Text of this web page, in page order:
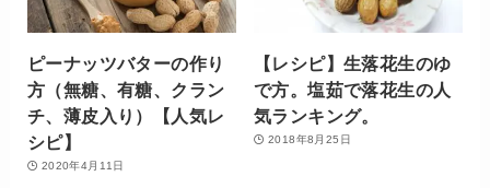
ピーナッツバターの作り
方（無糖、有糖、クラン
チ、薄皮入り）【人気レ
シピ】
2020年4月11日
【レシピ】生落花生のゆ
で方。塩茹で落花生の人
気ランキング。
2018年8月25日